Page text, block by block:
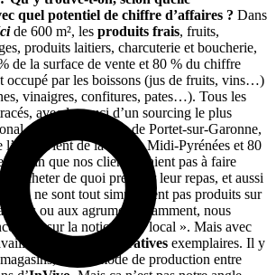
quel potentiel de chiffre d’affaires ? Dans
de 600 m², les produits frais, fruits,
produits laitiers, charcuterie et boucherie,
de la surface de vente et 80 % du chiffre
occupé par les boissons (jus de fruits, vins…)
vinaigres, confitures, pates…). Tous les
avec le souci d’un sourcing le plus
Dans notre pilote de Portet-sur-Garonne,
l’offre vient de la région Midi-Pyrénées et 80
Afin que nos clients n’aient pas à faire
acheter de quoi préparer leur repas, et aussi
ne sont tout simplement pas produits sur
ou aux agrumes notamment, nous
sur la notion de « local ». Mais avec
avec des
coopératives exemplaires. Il y
car ce mode de production entre